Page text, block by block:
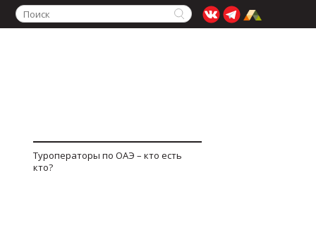
Туроператоры по ОАЭ – кто есть
кто?